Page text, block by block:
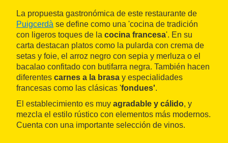
La propuesta gastronómica de este restaurante de
Puigcerdà se define como una 'cocina de tradición
con ligeros toques de la cocina francesa'. En su
carta destacan platos como la pularda con crema de
setas y foie, el arroz negro con sepia y merluza o el
bacalao confitado con butifarra negra. También hacen
diferentes carnes a la brasa y especialidades
francesas como las clásicas 'fondues'.
El establecimiento es muy agradable y cálido, y
mezcla el estilo rústico con elementos más modernos.
Cuenta con una importante selección de vinos.